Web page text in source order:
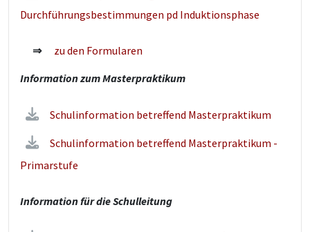
Durchführungsbestimmungen pd Induktionsphase
⇒
zu den Formularen
Information zum Masterpraktikum
Schulinformation betreffend Masterpraktikum
Schulinformation betreffend Masterpraktikum -
Primarstufe
Information für die Schulleitung